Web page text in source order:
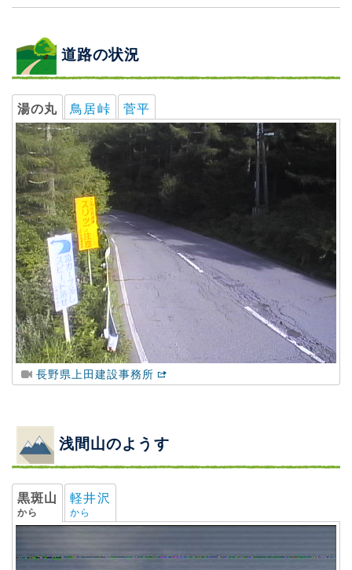
道路の状況
湯の丸 鳥居峠 菅平
長野県上田建設事務所
浅間山のようす
黒斑山
から
軽井沢
から